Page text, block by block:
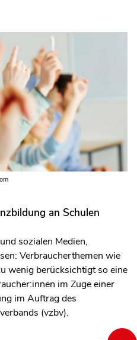
an Schulen
sozialen Medien,
Verbraucherthemen wie
wenig berücksichtigt so eine
im Zuge einer
im Auftrag des
(vzbv).